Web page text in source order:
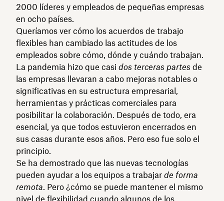
2000 líderes y empleados de pequeñas empresas
en ocho países.
Queríamos ver cómo los acuerdos de trabajo
flexibles han cambiado las actitudes de los
empleados sobre cómo, dónde y cuándo trabajan.
La pandemia hizo que casi dos terceras partes de
las empresas llevaran a cabo mejoras notables o
significativas en su estructura empresarial,
herramientas y prácticas comerciales para
posibilitar la colaboración. Después de todo, era
esencial, ya que todos estuvieron encerrados en
sus casas durante esos años. Pero eso fue solo el
principio.
Se ha demostrado que las nuevas tecnologías
pueden ayudar a los equipos a trabajar de forma
remota. Pero ¿cómo se puede mantener el mismo
nivel de flexibilidad cuando algunos de los